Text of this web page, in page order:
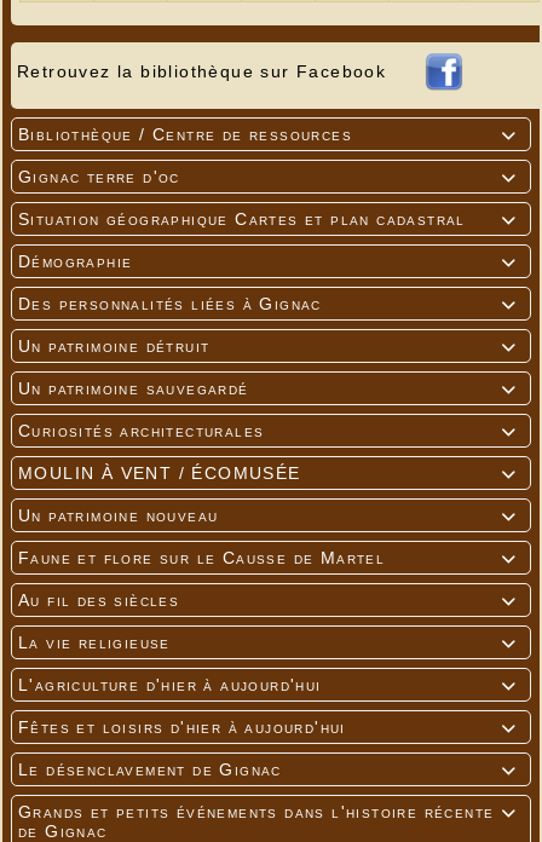
Retrouvez la bibliothèque sur Facebook

Bibliothèque / Centre de ressources

Gignac terre d'oc

Situation géographique Cartes et plan cadastral

Démographie

Des personnalités liées à Gignac

Un patrimoine détruit

Un patrimoine sauvegardé

Curiosités architecturales

MOULIN À VENT / ÉCOMUSÉE

Un patrimoine nouveau

Faune et flore sur le Causse de Martel

Au fil des siècles

La vie religieuse

L'agriculture d'hier à aujourd'hui

Fêtes et loisirs d'hier à aujourd'hui

Le désenclavement de Gignac

Grands et petits événements dans l'histoire récente
de Gignac